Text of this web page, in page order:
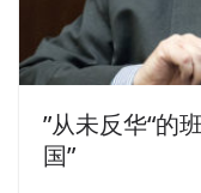
Answers
AnswersMicrosoft
wanted to keep on
When she put
”从未反华“的
国”